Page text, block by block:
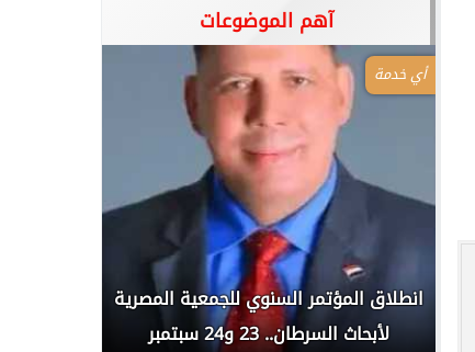
آهم الموضوعات
أي خدمة
انطلاق المؤتمر السنوي للجمعية المصرية
لأبحاث السرطان.. 23 و24 سبتمبر